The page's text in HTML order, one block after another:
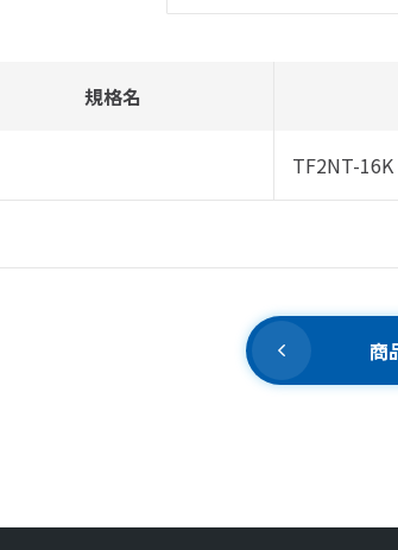
規格名
TF2NT-16K
商